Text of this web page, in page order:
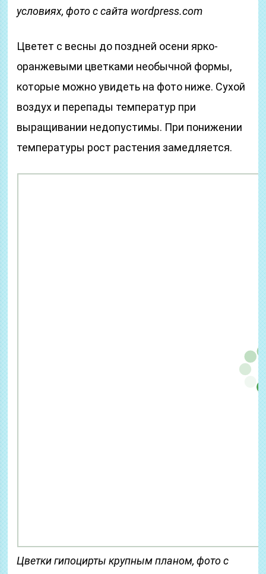
условиях, фото с сайта wordpress.com
Цветет с весны до поздней осени ярко-
оранжевыми цветками необычной формы,
которые можно увидеть на фото ниже. Сухой
воздух и перепады температур при
выращивании недопустимы. При понижении
температуры рост растения замедляется.
Цветки гипоцирты крупным планом, фото с